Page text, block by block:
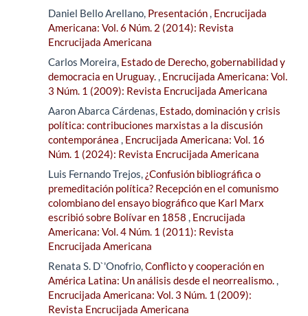
Daniel Bello Arellano, Presentación, Encrucijada
Americana: Vol. 6 Núm. 2 (2014): Revista
Encrucijada Americana
Carlos Moreira, Estado de Derecho, gobernabilidad y
democracia en Uruguay., Encrucijada Americana: Vol.
3 Núm. 1 (2009): Revista Encrucijada Americana
Aaron Abarca Cárdenas, Estado, dominación y crisis
política: contribuciones marxistas a la discusión
contemporánea , Encrucijada Americana: Vol. 16
Núm. 1 (2024): Revista Encrucijada Americana
Luis Fernando Trejos, ¿Confusión bibliográfica o
premeditación política? Recepción en el comunismo
colombiano del ensayo biográfico que Karl Marx
escribió sobre Bolívar en 1858 , Encrucijada
Americana: Vol. 4 Núm. 1 (2011): Revista
Encrucijada Americana
Renata S. D`'Onofrio,Conflicto y cooperación en
América Latina: Un análisis desde el neorrealismo.,
Encrucijada Americana: Vol. 3 Núm. 1 (2009):
Revista Encrucijada Americana